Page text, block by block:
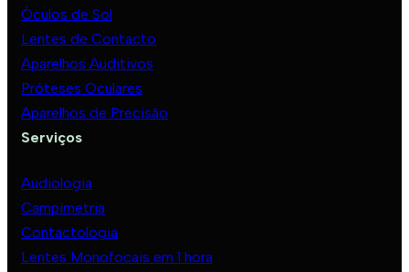
Óculos de Sol
Lentes de Contacto
Aparelhos Auditivos
Próteses Oculares
Aparelhos de Precisão
Serviços
Audiologia
Campimetria
Contactologia
Lentes Monofocais em 1 hora